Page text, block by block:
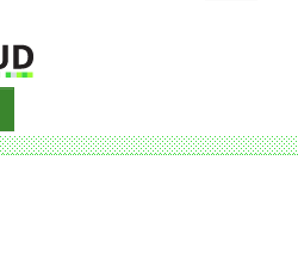
Renens et Villars-Sainte-Croix